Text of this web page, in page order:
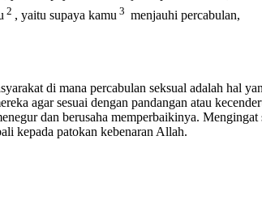
2 , yaitu supaya kamu 3 menjauhi percabulan,
di mana percabulan seksual adalah hal
agar sesuai dengan pandangan atau
dan berusaha memperbaikinya.
kepada patokan kebenaran Allah.